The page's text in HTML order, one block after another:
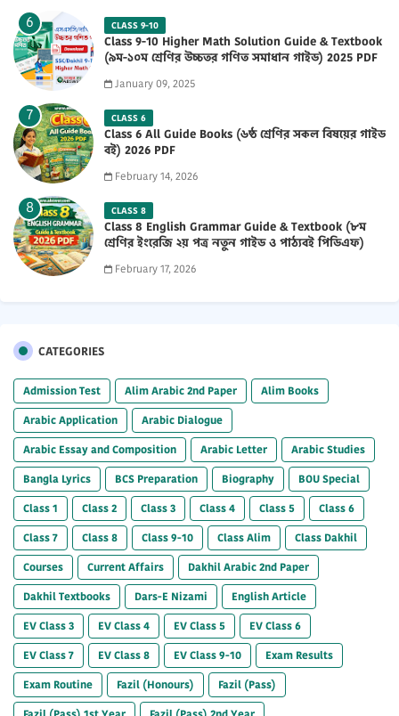
CLASS 9-10
Class 9-10 Higher Math Solution Guide & Textbook
(৯ম-১০ম শ্রেণির উচ্চতর গণিত সমাধান গাইড) 2025 PDF
January 09, 2025
CLASS 6
Class 6 All Guide Books (৬ষ্ঠ শ্রেণির সকল বিষয়ের গাইড
বই) 2026 PDF
February 14, 2026
CLASS 8
Class 8 English Grammar Guide & Textbook (৮ম
শ্রেণির ইংরেজি ২য় পত্র নতুন গাইড ও পাঠ্যবই পিডিএফ)
February 17, 2026
CATEGORIES
Admission Test Alim Arabic 2nd Paper
Alim Books
Arabic Application
Arabic Dialogue
Arabic Essay and Composition
Arabic Letter
Arabic Studies
Bangla Lyrics
BCS Preparation Biography
BOU Special
Class 1
Class 2 Class 3 Class 4 Class 5
Class 6
Class 7
Class 8 Class 9-10 Class Alim
Class Dakhil
Courses
Current Affairs
Dakhil Arabic 2nd Paper
Dakhil Textbooks
Dars-E Nizami
English Article
EV Class 3
EV Class 4 EV Class 5
EV Class 6
EV Class 7
EV Class 8 EV Class 9-10
Exam Results
Exam Routine
Fazil (Honours)
Fazil (Pass)